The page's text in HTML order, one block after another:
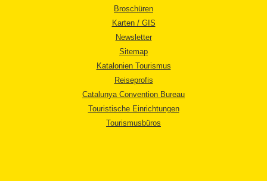
Broschüren
Karten / GIS
Newsletter
Sitemap
Katalonien Tourismus
Reiseprofis
Catalunya Convention Bureau
Touristische Einrichtungen
Tourismusbüros